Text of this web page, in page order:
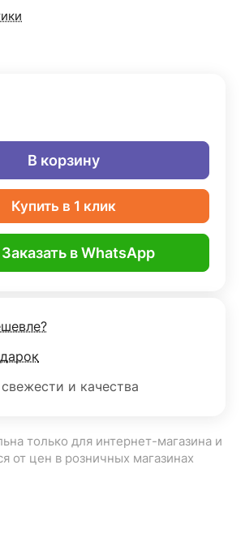
В корзину
Купить в 1 клик
Заказать в WhatsApp
и качества
только для интернет-магазина и
от цен в розничных магазинах